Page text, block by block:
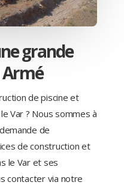
grande
Armé
de piscine et
Var ? Nous sommes à
de
de construction et
le Var et ses
contacter via notre